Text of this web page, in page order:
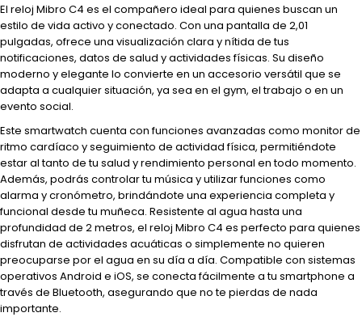
El reloj Mibro C4 es el compañero ideal para quienes buscan un
estilo de vida activo y conectado. Con una pantalla de 2,01
pulgadas, ofrece una visualización clara y nítida de tus
notificaciones, datos de salud y actividades físicas. Su diseño
moderno y elegante lo convierte en un accesorio versátil que se
adapta a cualquier situación, ya sea en el gym, el trabajo o en un
evento social.
Este smartwatch cuenta con funciones avanzadas como monitor de
ritmo cardíaco y seguimiento de actividad física, permitiéndote
estar al tanto de tu salud y rendimiento personal en todo momento.
Además, podrás controlar tu música y utilizar funciones como
alarma y cronómetro, brindándote una experiencia completa y
funcional desde tu muñeca. Resistente al agua hasta una
profundidad de 2 metros, el reloj Mibro C4 es perfecto para quienes
disfrutan de actividades acuáticas o simplemente no quieren
preocuparse por el agua en su día a día. Compatible con sistemas
operativos Android e iOS, se conecta fácilmente a tu smartphone a
través de Bluetooth, asegurando que no te pierdas de nada
importante.